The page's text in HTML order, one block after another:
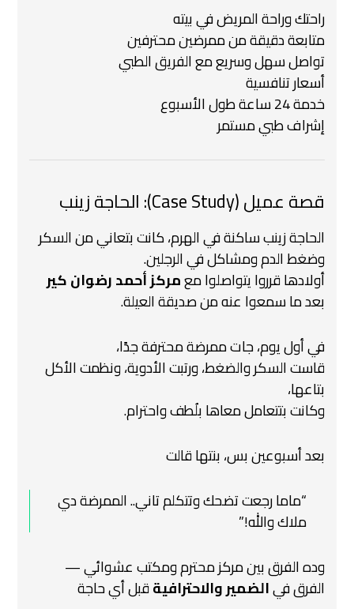
راحتك وراحة المريض في بيته
متابعة دقيقة من ممرضين محترفين
تواصل سهل وسريع مع الفريق الطبي
أسعار تنافسية
خدمة 24 ساعة طول الأسبوع
إشراف طبي مستمر
قصة عميل (Case Study): الحاجة زينب
الحاجة زينب ساكنة في الهرم، كانت بتعاني من السكر
وضغط الدم ومشاكل في الرجلين.
أولادها قرروا يتواصلوا معمركز أحمد رضوان كير
بعد ما سمعوا عنه من صديقة العيلة.
في أول يوم، جات ممرضة محترفة جدًا،
قاست السكر والضغط، ورتبت الأدوية، ونظمت الأكل
بتاعها،
وكانت بتتعامل معاها بلُطف واحترام.
بعد أسبوعين بس، بنتها قالت
“ماما رجعت تضحك وتتكلم تاني.. الممرضة دي
ملاك والله!”
وده الفرق بين مركز محترم ومكتب عشوائي —
الفرق فيالضمير والاحترافيةقبل أي حاجة